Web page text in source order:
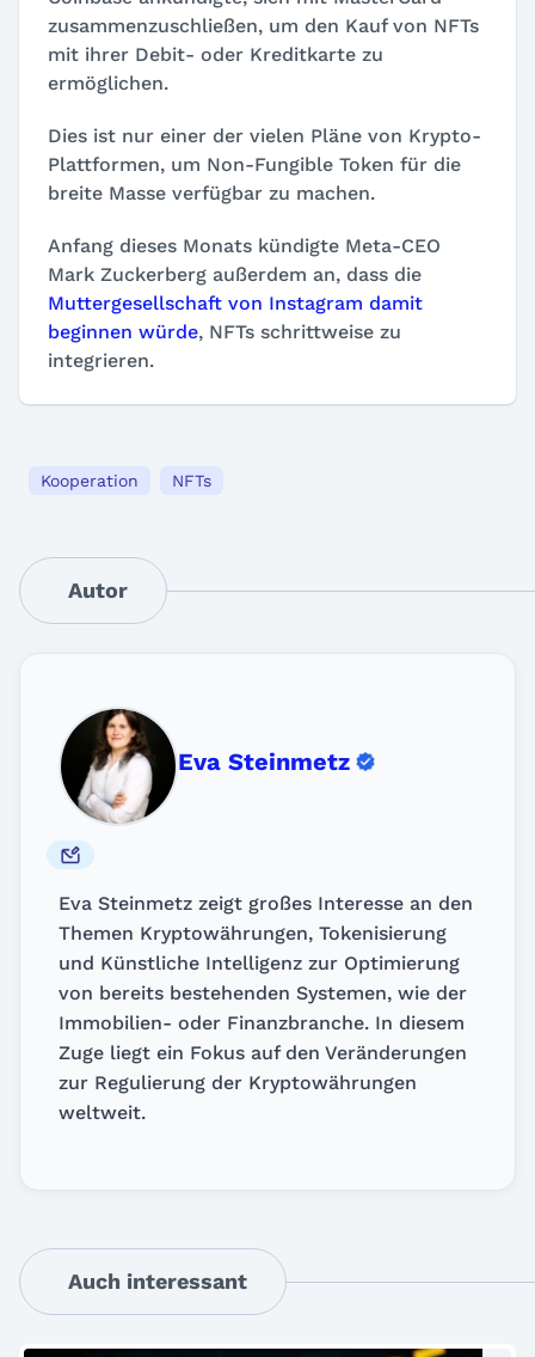
zusammenzuschließen, um den Kauf von NFTs
mit ihrer Debit- oder Kreditkarte zu
ermöglichen.
Dies ist nur einer der vielen Pläne von Krypto-
Plattformen, um Non-Fungible Token für die
breite Masse verfügbar zu machen.
Anfang dieses Monats kündigte Meta-CEO
Mark Zuckerberg außerdem an, dass die
Muttergesellschaft von Instagram damit
beginnen würde, NFTs schrittweise zu
integrieren.
Kooperation NFTs
Autor
Eva Steinmetz
Eva Steinmetz zeigt großes Interesse an den
Themen Kryptowährungen, Tokenisierung
und Künstliche Intelligenz zur Optimierung
von bereits bestehenden Systemen, wie der
Immobilien- oder Finanzbranche. In diesem
Zuge liegt ein Fokus auf den Veränderungen
zur Regulierung der Kryptowährungen
weltweit.
Auch interessant